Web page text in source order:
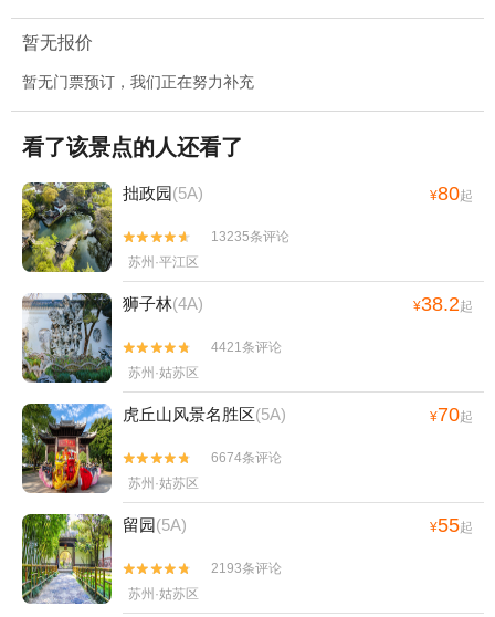
暂无报价
暂无门票预订，我们正在努力补充
看了该景点的人还看了
拙政园(5A) ¥80起


13235条评论
苏州·平江区
狮子林(4A) ¥38.2起


4421条评论
苏州·姑苏区
虎丘山风景名胜区(5A) ¥70起


6674条评论
苏州·姑苏区
留园(5A) ¥55起


2193条评论
苏州·姑苏区